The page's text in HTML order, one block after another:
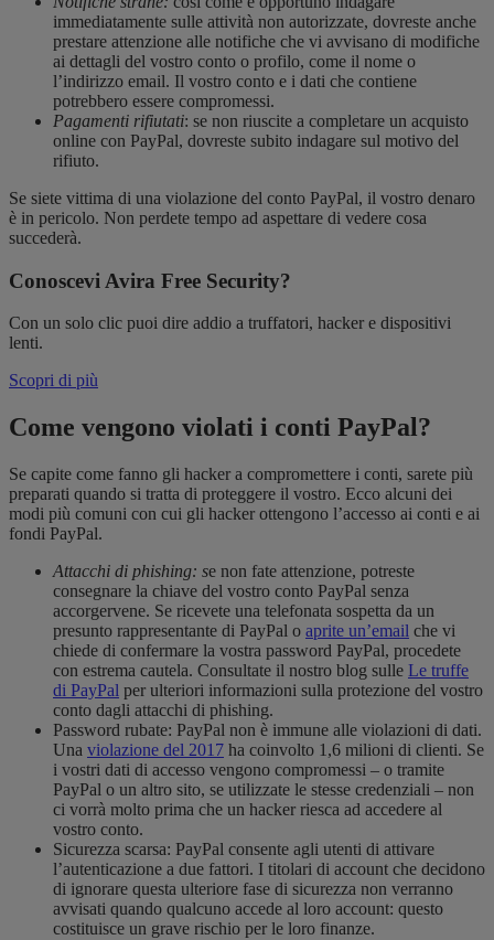
immediatamente sulle attività non autorizzate, dovreste anche
prestare attenzione alle notifiche che vi avvisano di modifiche
ai dettagli del vostro conto o profilo, come il nome o
l’indirizzo email. Il vostro conto e i dati che contiene
potrebbero essere compromessi.
Pagamenti rifiutati: se non riuscite a completare un acquisto
online con PayPal, dovreste subito indagare sul motivo del
rifiuto.
Se siete vittima di una violazione del conto PayPal, il vostro denaro
è in pericolo. Non perdete tempo ad aspettare di vedere cosa
succederà.
Conoscevi Avira Free Security?
Con un solo clic puoi dire addio a truffatori, hacker e dispositivi
lenti.
Scopri di più
Come vengono violati i conti PayPal?
Se capite come fanno gli hacker a compromettere i conti, sarete più
preparati quando si tratta di proteggere il vostro. Ecco alcuni dei
modi più comuni con cui gli hacker ottengono l’accesso ai conti e ai
fondi PayPal.
Attacchi di phishing: se non fate attenzione, potreste
consegnare la chiave del vostro conto PayPal senza
accorgervene. Se ricevete una telefonata sospetta da un
presunto rappresentante di PayPal o aprite un’email che vi
chiede di confermare la vostra password PayPal, procedete
con estrema cautela. Consultate il nostro blog sulle Le truffe
di PayPal per ulteriori informazioni sulla protezione del vostro
conto dagli attacchi di phishing.
Password rubate: PayPal non è immune alle violazioni di dati.
Una violazione del 2017 ha coinvolto 1,6 milioni di clienti. Se
i vostri dati di accesso vengono compromessi – o tramite
PayPal o un altro sito, se utilizzate le stesse credenziali – non
ci vorrà molto prima che un hacker riesca ad accedere al
vostro conto.
Sicurezza scarsa: PayPal consente agli utenti di attivare
l’autenticazione a due fattori. I titolari di account che decidono
di ignorare questa ulteriore fase di sicurezza non verranno
avvisati quando qualcuno accede al loro account: questo
costituisce un grave rischio per le loro finanze.